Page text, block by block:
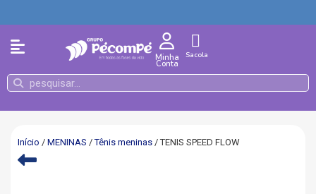
Minha
Conta
Sacola
Início / MENINAS /Tênis meninas / TENIS SPEED FLOW